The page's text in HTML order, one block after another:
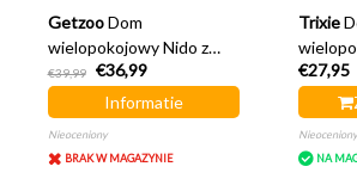
Getzoo Dom
wielopokojowy Nido z
dachem odpornym na
gwoździe 25 cm
€39,99
€36,99
Informatie
Nieoceniony
BRAK W MAGAZYNIE
Trixie
€27,95
Nieoceniony
NA